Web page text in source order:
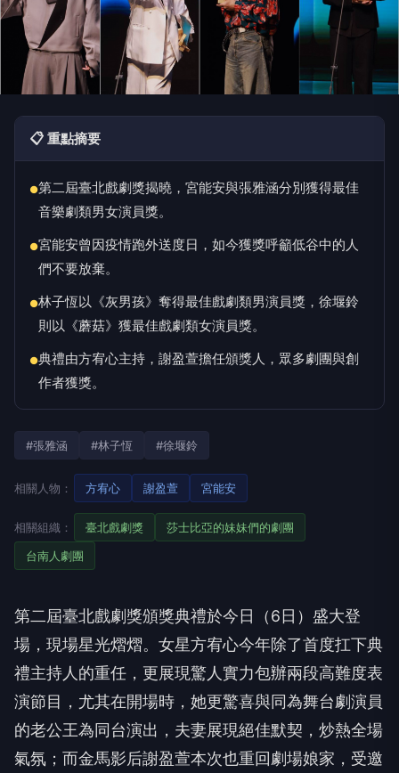
📋 重點摘要
●第二屆臺北戲劇獎揭曉，宮能安與張雅涵分別獲得最佳
音樂劇類男女演員獎。
●宮能安曾因疫情跑外送度日，如今獲獎呼籲低谷中的人
們不要放棄。
●林子恆以《灰男孩》奪得最佳戲劇類男演員獎，徐堰鈴
則以《蘑菇》獲最佳戲劇類女演員獎。
●典禮由方宥心主持，謝盈萱擔任頒獎人，眾多劇團與創
作者獲獎。
#張雅涵 #林子恆 #徐堰鈴
相關人物： 方宥心 謝盈萱 宮能安
相關組織： 臺北戲劇獎
莎士比亞的妹妹們的劇團
台南人劇團
第二屆臺北戲劇獎頒獎典禮於今日（6日）盛大登
場，現場星光熠熠。女星方宥心今年除了首度扛下典
禮主持人的重任，更展現驚人實力包辦兩段高難度表
演節目，尤其在開場時，她更驚喜與同為舞台劇演員
的老公王為同台演出，夫妻展現絕佳默契，炒熱全場
氣氛；而金馬影后謝盈萱本次也重回劇場娘家，受邀